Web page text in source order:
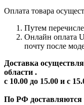
Оплата товара
Путем
Онлайн оплата
почту после
Доставка
области .
с 10.00 до 15.00 и с
По РФ доставляются